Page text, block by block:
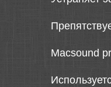
Macsound